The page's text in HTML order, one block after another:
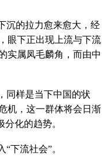
沉的拉力愈来愈大，经
眼下正出现上流与下流
实属凤毛麟角，而由中
同样是当下中国的状
机，这一群体将会日渐
分化的趋势。
下流社会”。